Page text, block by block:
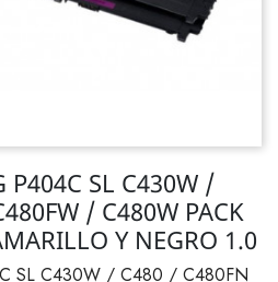
P404C SL C430W /
/ C480W PACK
Y NEGRO 1.0
SL C430W / C480 / C480FN